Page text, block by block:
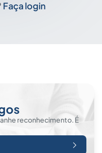
Faça login
reconhecimento. É